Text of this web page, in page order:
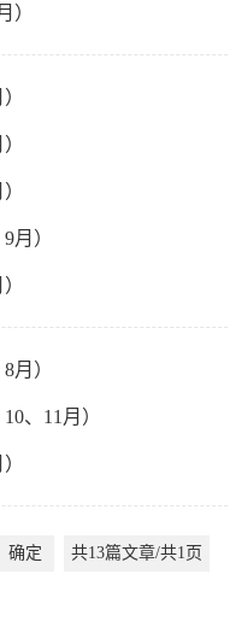
）
月）
月）
、11月）
确定 共13篇文章/共1页